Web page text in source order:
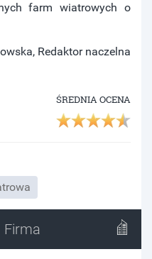
farm wiatrowych o
Redaktor naczelna
ŚREDNIA OCENA
Firma